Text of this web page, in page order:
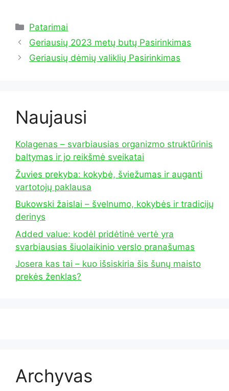
Kategorijos
Patarimai
Geriausių 2023 metų butų Pasirinkimas
Geriausių dėmių valiklių Pasirinkimas
Naujausi
Kolagenas – svarbiausias organizmo struktūrinis
baltymas ir jo reikšmė sveikatai
Žuvies prekyba: kokybė, šviežumas ir auganti
vartotojų paklausa
Bukowski žaislai – švelnumo, kokybės ir tradicijų
derinys
Added value: kodėl pridėtinė vertė yra
svarbiausias šiuolaikinio verslo pranašumas
Josera kas tai – kuo išsiskiria šis šunų maisto
prekės ženklas?
Archyvas